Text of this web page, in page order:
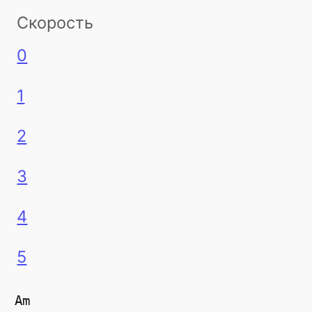
Скорость
0
1
2
3
4
5
Am